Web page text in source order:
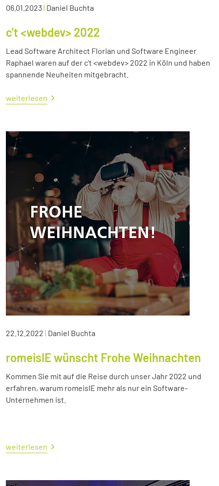
06.01.2023| Daniel Buchta
c't <webdev> 2022
Lead Software Architect Florian und Software Engineer
Raphael waren auf der c't <webdev> 2022 in Köln und haben
spannende Neuheiten mitgebracht.
weiterlesen
22.12.2022 | Daniel Buchta
romeisIE wünscht Frohe Weihnachten
Kommen Sie mit auf die Reise durch unser Jahr 2022 und
erfahren, warum romeisIE mehr als nur ein Software-
Unternehmen ist.
weiterlesen